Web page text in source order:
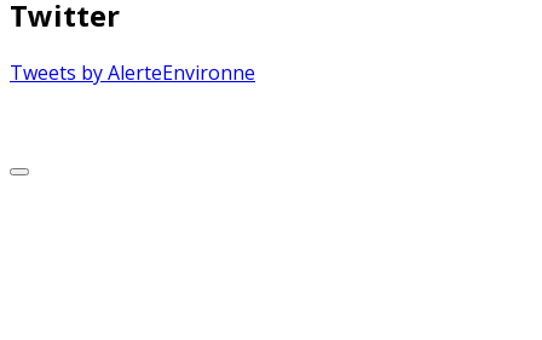
Twitter
Tweets by AlerteEnvironne
Scroll